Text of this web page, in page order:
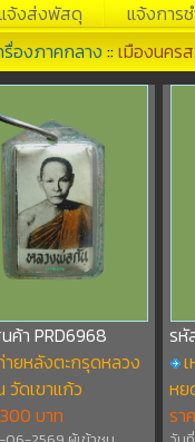
จ้งส่งพัสดุ แจ้งการช
รื่องภาคกลาง ::เมืองนคร
ค้า PRD6968
ยหลังตะกรุดหลวง
ดเขาแก้ว
บาท
รหั
หย
รา